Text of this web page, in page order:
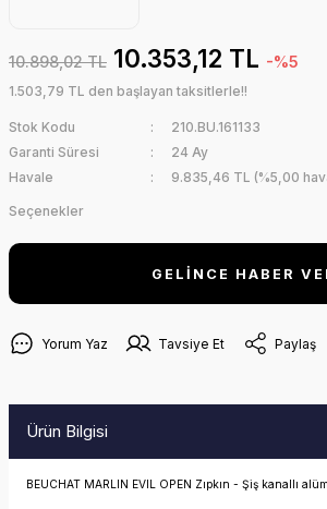
10.898,02 TL 10.353,12 TL -%5
1.503,79 TL den başlayan taksitlerle!!
Stok Kodu
210.BU.161133
Garanti Süresi
24 Ay
Havale
9.835,46 TL (%5,00
Seçenekler
GELİNCE HABER
Yorum Yaz Tavsiye Et Paylaş
Ürün Bilgisi
BEUCHAT MARLIN EVIL OPEN Zıpkın - Şiş kanallı